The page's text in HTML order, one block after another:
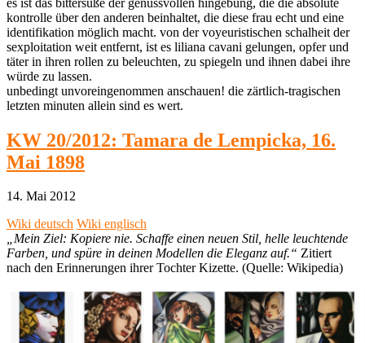
kontrolle über den anderen beinhaltet, die diese frau echt und eine
identifikation möglich macht. von der voyeuristischen schalheit der
sexploitation weit entfernt, ist es liliana cavani gelungen, opfer und
täter in ihren rollen zu beleuchten, zu spiegeln und ihnen dabei ihre
würde zu lassen.
unbedingt unvoreingenommen anschauen! die zärtlich-tragischen
letzten minuten allein sind es wert.
KW 20/2012: Tamara de Lempicka, 16.
Mai 1898
14. Mai 2012
Wiki deutsch Wiki englisch
„Mein Ziel: Kopiere nie. Schaffe einen neuen Stil, helle leuchtende
Farben, und spüre in deinen Modellen die Eleganz auf.“ Zitiert
nach den Erinnerungen ihrer Tochter Kizette. (Quelle: Wikipedia)